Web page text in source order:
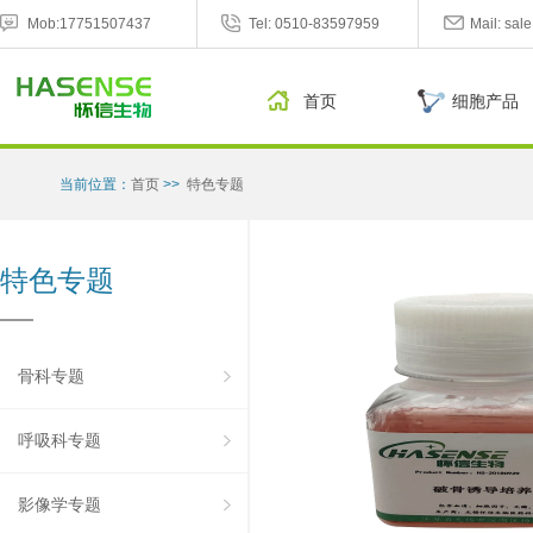
Mob:17751507437 Tel: 0510-83597959 Mail:
首页 细胞产品
当前位置： 首页 >> 特色专题
特色专题
骨科专题
呼吸科专题
影像学专题